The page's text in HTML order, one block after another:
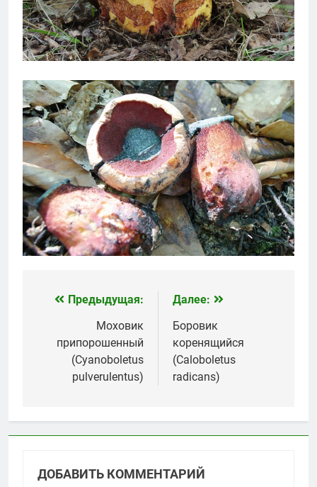
Навигация
записям
Предыдущая:
Моховик
припорошенный
(Cyanoboletus
pulverulentus)
Далее:
Боровик
коренящийся
(Caloboletus
radicans)
ДОБАВИТЬ КОММЕНТАРИЙ